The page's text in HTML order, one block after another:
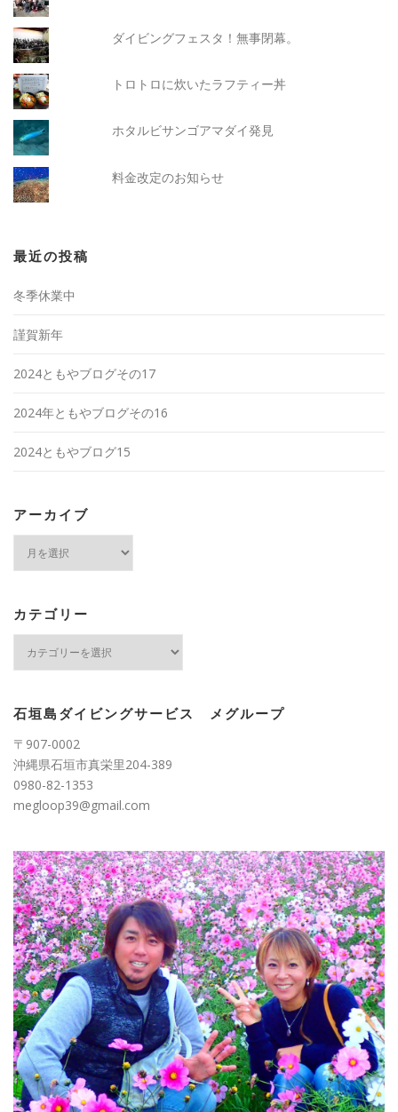
ダイビングフェスタ！無事閉幕。
トロトロに炊いたラフティー丼
ホタルビサンゴアマダイ発見
料金改定のお知らせ
最近の投稿
冬季休業中
謹賀新年
2024ともやブログその17
2024年ともやブログその16
2024ともやブログ15
アーカイブ
ブ
カテゴリー
ー
石垣島ダイビングサービス メグループ
〒907-0002
沖縄県石垣市真栄里204-389
0980-82-1353
megloop39@gmail.com